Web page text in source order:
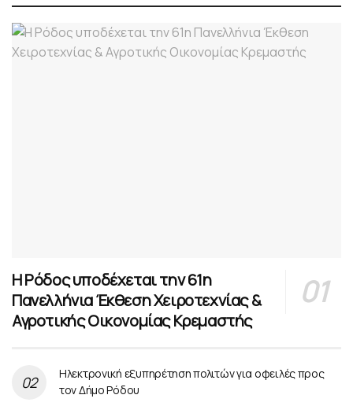
Η Ρόδος υποδέχεται την 61η
Πανελλήνια Έκθεση Χειροτεχνίας &
Αγροτικής Οικονομίας Κρεμαστής
Ηλεκτρονική εξυπηρέτηση πολιτών για οφειλές προς
τον Δήμο Ρόδου